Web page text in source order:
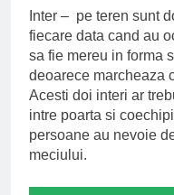
Inter – pe teren sunt
fiecare data cand au
sa fie mereu in forma
deoarece marcheaza
Acesti doi interi ar
intre poarta si
persoane au nevoie
meciului.